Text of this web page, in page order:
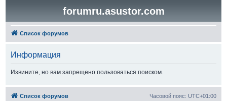
forumru.asustor.com
Список форумов
Информация
Извините, но вам запрещено пользоваться поиском.
Список форумов Часовой пояс: UTC+01:00